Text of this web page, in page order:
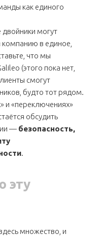
как единого
могут
в единое,
что мы
(этого пока нет,
смогут
будто тот рядом.
и «переключениях»
обсудить
— безопасность,
.
эту
множество, и